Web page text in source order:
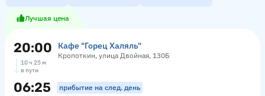
Лучшая цена
20:00 Кафе "Горец Халяль"
Кропоткин, улица Двойная, 130Б
10 ч 25 м
в пути
06:25 прибытие на след. день